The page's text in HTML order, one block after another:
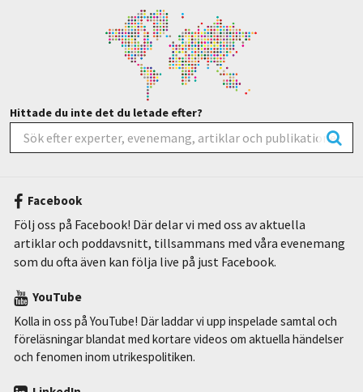
Hittade du inte det du letade efter?
Facebook
Följ oss på Facebook! Där delar vi med oss av aktuella
artiklar och poddavsnitt, tillsammans med våra evenemang
som du ofta även kan följa live på just Facebook.
YouTube
Kolla in oss på YouTube! Där laddar vi upp inspelade samtal och
föreläsningar blandat med kortare videos om aktuella händelser
och fenomen inom utrikespolitiken.